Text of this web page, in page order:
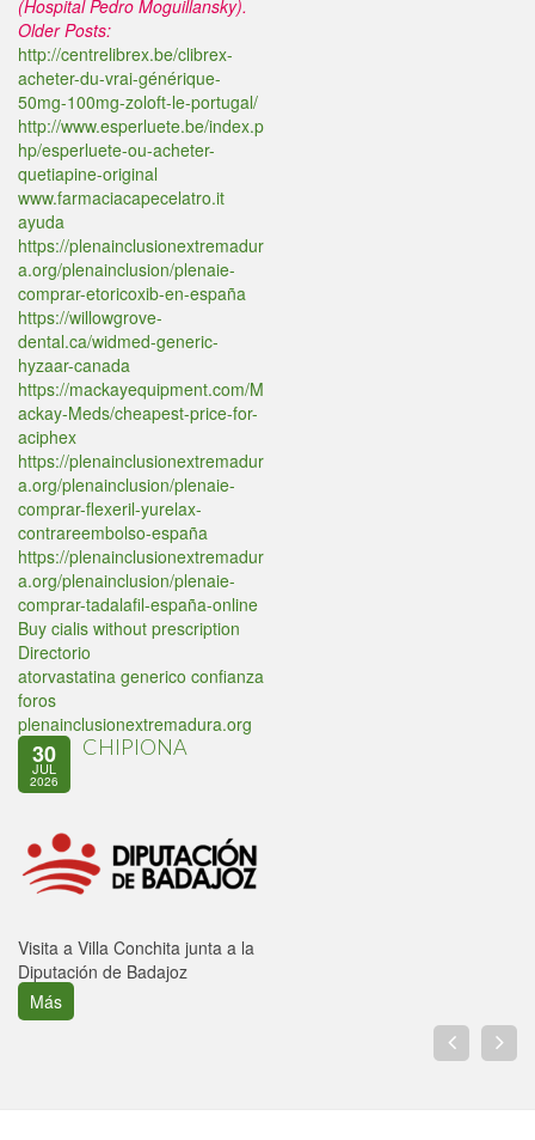
(Hospital Pedro Moguillansky).
Older Posts:
http://centrelibrex.be/clibrex-
acheter-du-vrai-générique-
50mg-100mg-zoloft-le-portugal/
http://www.esperluete.be/index.p
hp/esperluete-ou-acheter-
quetiapine-original
www.farmaciacapecelatro.it
ayuda
https://plenainclusionextremadur
a.org/plenainclusion/plenaie-
comprar-etoricoxib-en-españa
https://willowgrove-
dental.ca/widmed-generic-
hyzaar-canada
https://mackayequipment.com/M
ackay-Meds/cheapest-price-for-
aciphex
https://plenainclusionextremadur
a.org/plenainclusion/plenaie-
comprar-flexeril-yurelax-
contrareembolso-españa
https://plenainclusionextremadur
a.org/plenainclusion/plenaie-
comprar-tadalafil-españa-online
Buy cialis without prescription
Directorio
atorvastatina generico confianza
foros
plenainclusionextremadura.org
30
JUL
2026
CHIPIONA
Visita a Villa Conchita junta a la
Diputación de Badajoz
Más